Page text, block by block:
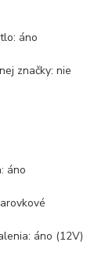
áno
značky: nie
áno
áno (12V)